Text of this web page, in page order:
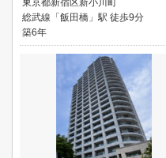
東京都新宿区新小川町
総武線「飯田橋」駅 徒歩9分
築6年